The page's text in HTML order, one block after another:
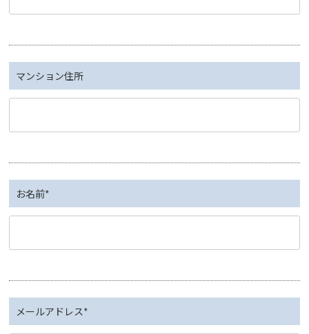
マンション住所
お名前*
メールアドレス*